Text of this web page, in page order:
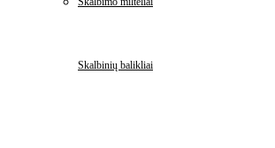
Skalbinių balikliai